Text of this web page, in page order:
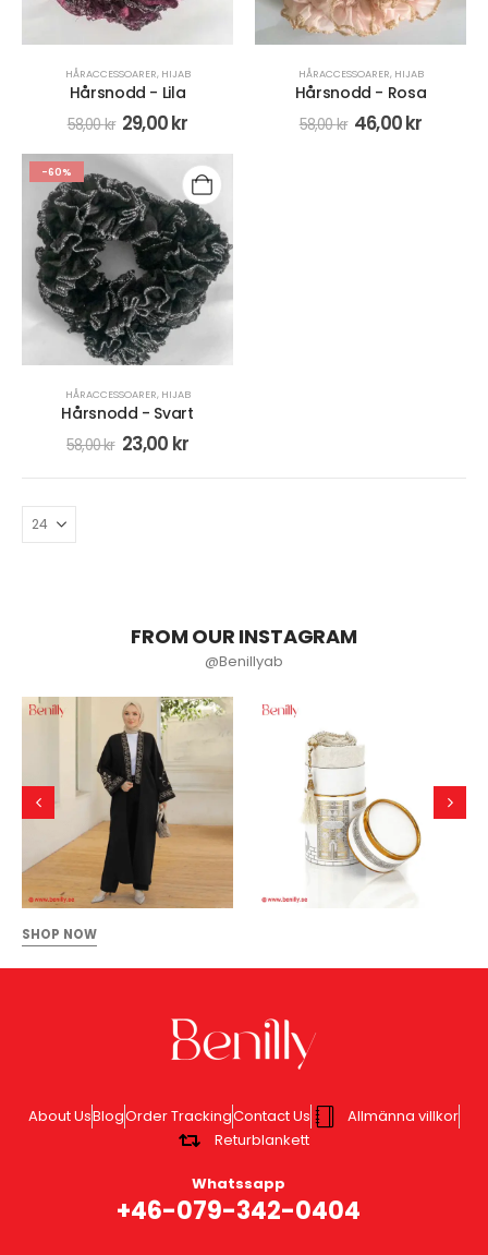
HÅRACCESSOARER, HIJAB
Hårsnodd - Lila
58,00kr 29,00kr
HÅRACCESSOARER, HIJAB
Hårsnodd - Rosa
58,00kr 46,00kr
-60%
HÅRACCESSOARER, HIJAB
Hårsnodd - Svart
58,00kr 23,00 kr
FROM OUR INSTAGRAM
@Benillyab
SHOP NOW
About UsBlogOrder TrackingContact Us
Allmänna villkor
Returblankett
Whatssapp
+46-079-342-0404